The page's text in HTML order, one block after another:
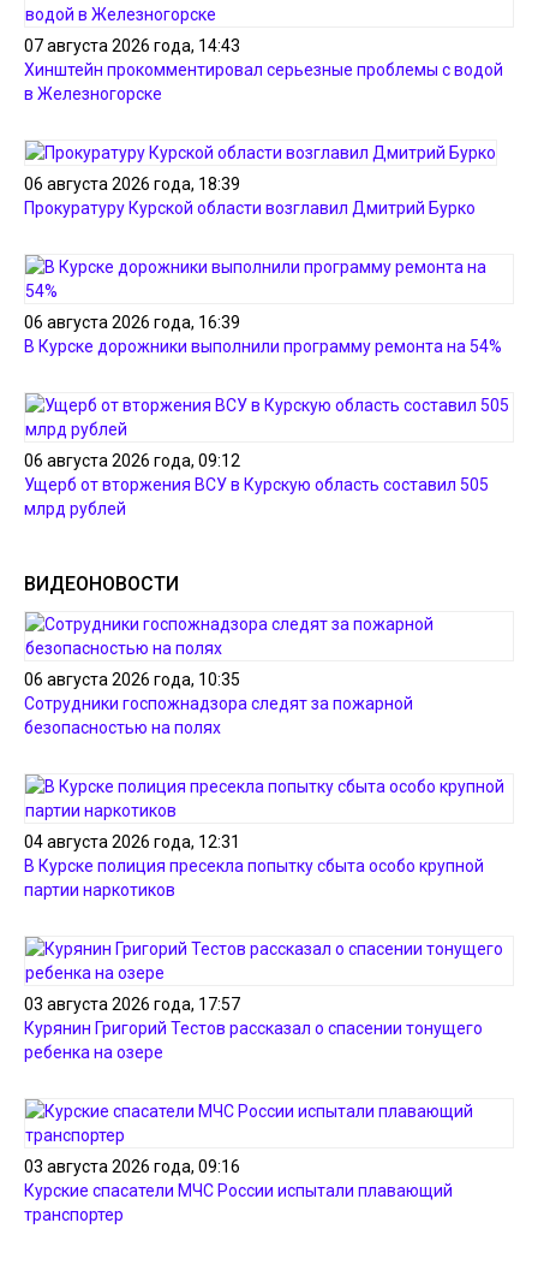
07 августа 2026 года, 14:43
Хинштейн прокомментировал серьезные проблемы с водой
в Железногорске
06 августа 2026 года, 18:39
Прокуратуру Курской области возглавил Дмитрий Бурко
06 августа 2026 года, 16:39
В Курске дорожники выполнили программу ремонта на 54%
06 августа 2026 года, 09:12
Ущерб от вторжения ВСУ в Курскую область составил 505
млрд рублей
ВИДЕОНОВОСТИ
06 августа 2026 года, 10:35
Сотрудники госпожнадзора следят за пожарной
безопасностью на полях
04 августа 2026 года, 12:31
В Курске полиция пресекла попытку сбыта особо крупной
партии наркотиков
03 августа 2026 года, 17:57
Курянин Григорий Тестов рассказал о спасении тонущего
ребенка на озере
03 августа 2026 года, 09:16
Курские спасатели МЧС России испытали плавающий
транспортер